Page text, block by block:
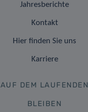
Jahresberichte
Kontakt
Hier finden Sie uns
Karriere
AUF DEM LAUFENDEN
BLEIBEN